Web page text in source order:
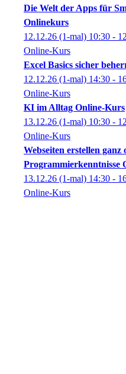
Die Welt der Apps für
Onlinekurs
12.12.26 (1-mal) 10:30 -
Online-Kurs
Excel Basics sicher
12.12.26 (1-mal) 14:30 -
Online-Kurs
KI im Alltag Online-Kurs
13.12.26 (1-mal) 10:30 -
Online-Kurs
Webseiten erstellen ganz
Programmierkenntnisse
13.12.26 (1-mal) 14:30 -
Online-Kurs